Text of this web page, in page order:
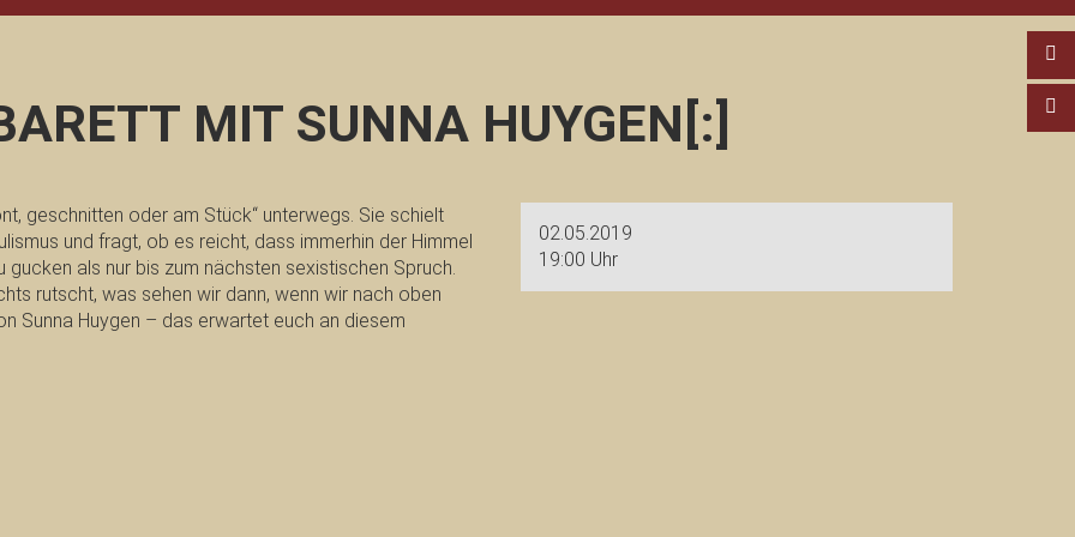
MIT SUNNA HUYGEN[:]
geschnitten oder am Stück“ unterwegs. Sie schielt
und fragt, ob es reicht, dass immerhin der Himmel
als nur bis zum nächsten sexistischen Spruch.
rutscht, was sehen wir dann, wenn wir nach oben
Sunna Huygen – das erwartet euch an diesem
02.05.2019
19:00 Uhr